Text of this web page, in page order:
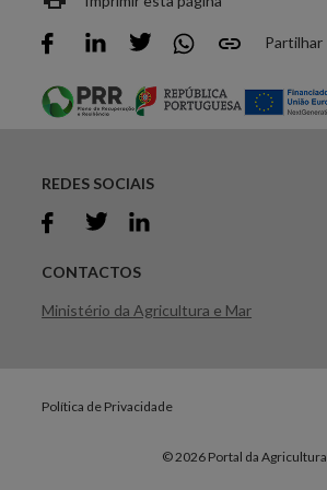
Partilhar
REDES SOCIAIS
CONTACTOS
Ministério da Agricultura e Mar
Política de Privacidade
© 2026 Portal da Agricultura